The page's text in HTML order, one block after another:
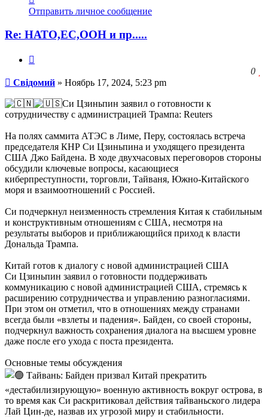
информация
пользователя
Свідомий
Отправить личное сообщение
Re: НАТО,ЕС,ООН и пр.....
0
Сообщение
Свідомий » Ноябрь 17, 2024, 5:23 pm
Си Цзиньпин заявил о готовности к
сотрудничеству с администрацией Трампа: Reuters
На полях саммита АТЭС в Лиме, Перу, состоялась встреча
председателя КНР Си Цзиньпина и уходящего президента
США Джо Байдена. В ходе двухчасовых переговоров стороны
обсудили ключевые вопросы, касающиеся
киберпреступности, торговли, Тайваня, Южно-Китайского
моря и взаимоотношений с Россией.
Си подчеркнул неизменность стремления Китая к стабильным
и конструктивным отношениям с США, несмотря на
результаты выборов и приближающийся приход к власти
Дональда Трампа.
Китай готов к диалогу с новой администрацией США
Си Цзиньпин заявил о готовности поддерживать
коммуникацию с новой администрацией США, стремясь к
расширению сотрудничества и управлению разногласиями.
При этом он отметил, что в отношениях между странами
всегда были «взлеты и падения». Байден, со своей стороны,
подчеркнул важность сохранения диалога на высшем уровне
даже после его ухода с поста президента.
Основные темы обсуждения
Тайвань: Байден призвал Китай прекратить
«дестабилизирующую» военную активность вокруг острова, в
то время как Си раскритиковал действия тайваньского лидера
Лай Цин-де, назвав их угрозой миру и стабильности.